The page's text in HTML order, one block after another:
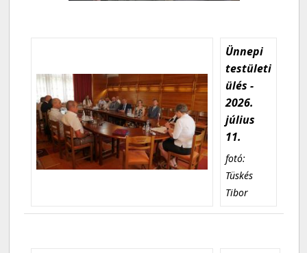
Ünnepi
testületi
ülés -
2026.
július
11.
fotó:
Tüskés
Tibor